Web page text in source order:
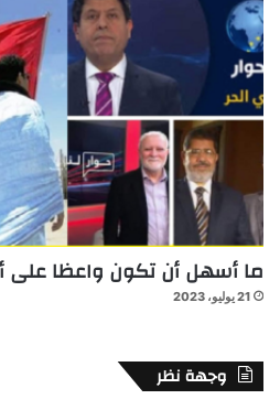
ما أسهل أن تكون واعظا على
21 يوليو، 2023
وجهة نظر